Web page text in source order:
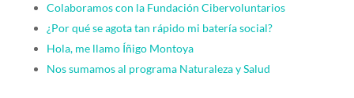
Colaboramos con la Fundación Cibervoluntarios
¿Por qué se agota tan rápido mi batería social?
Hola, me llamo Íñigo Montoya
Nos sumamos al programa Naturaleza y Salud